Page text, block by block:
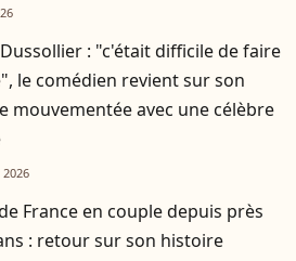
: "c'était difficile de faire
le comédien revient sur son
mouvementée avec une célèbre
France en couple depuis près
: retour sur son histoire